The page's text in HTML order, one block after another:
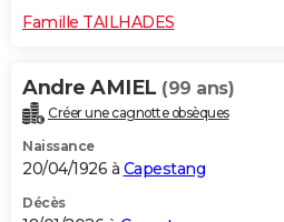
Famille TAILHADES
Andre AMIEL (99 ans)
Créer une cagnotte obsèques
Naissance
20/04/1926 à Capestang
Décès